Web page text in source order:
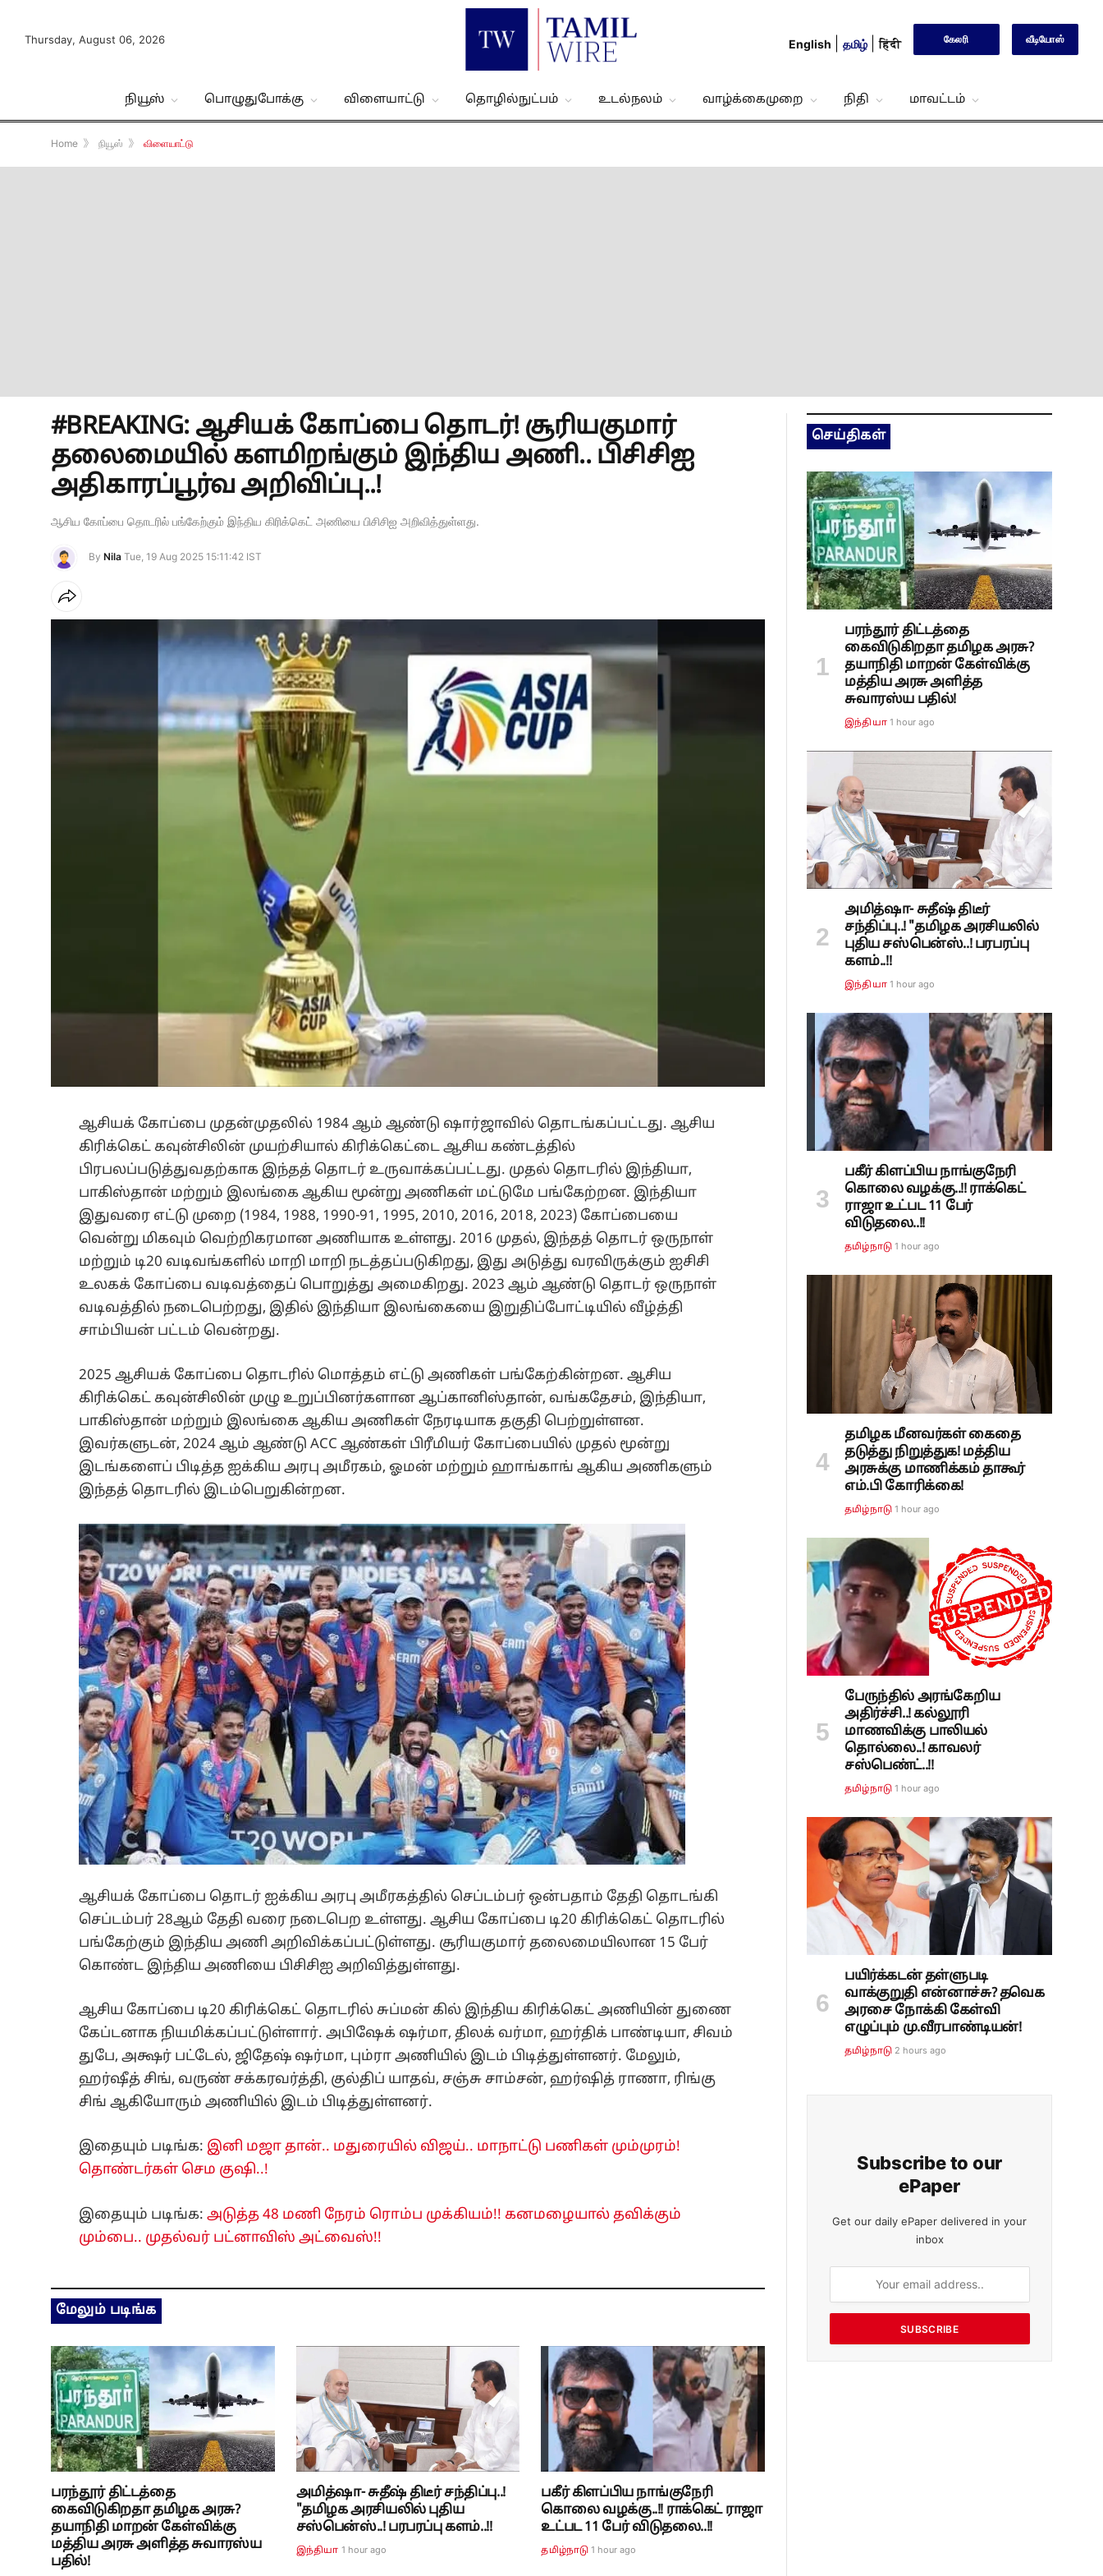
Thursday, August 06, 2026 English தமிழ் हिंदी கேலரி வீடியோஸ்
நியூஸ் பொழுதுபோக்கு விளையாட்டு தொழில்நுட்பம் உடல்நலம் வாழ்க்கைமுறை நிதி மாவட்டம்
Home 》 நியூஸ் 》 விளையாட்டு
#BREAKING: ஆசியக் கோப்பை தொடர்! சூரியகுமார்
தலைமையில் களமிறங்கும் இந்திய அணி.. பிசிசிஐ
அதிகாரப்பூர்வ அறிவிப்பு..!
ஆசிய கோப்பை தொடரில் பங்கேற்கும் இந்திய கிரிக்கெட் அணியை பிசிசிஐ அறிவித்துள்ளது.
By Nila Tue, 19 Aug 2025 15:11:42 IST
ஆசியக் கோப்பை முதன்முதலில் 1984 ஆம் ஆண்டு ஷார்ஜாவில் தொடங்கப்பட்டது. ஆசிய
கிரிக்கெட் கவுன்சிலின் முயற்சியால் கிரிக்கெட்டை ஆசிய கண்டத்தில்
பிரபலப்படுத்துவதற்காக இந்தத் தொடர் உருவாக்கப்பட்டது. முதல் தொடரில் இந்தியா,
பாகிஸ்தான் மற்றும் இலங்கை ஆகிய மூன்று அணிகள் மட்டுமே பங்கேற்றன. இந்தியா
இதுவரை எட்டு முறை (1984, 1988, 1990-91, 1995, 2010, 2016, 2018, 2023) கோப்பையை
வென்று மிகவும் வெற்றிகரமான அணியாக உள்ளது. 2016 முதல், இந்தத் தொடர் ஒருநாள்
மற்றும் டி20 வடிவங்களில் மாறி மாறி நடத்தப்படுகிறது, இது அடுத்து வரவிருக்கும் ஐசிசி
உலகக் கோப்பை வடிவத்தைப் பொறுத்து அமைகிறது. 2023 ஆம் ஆண்டு தொடர் ஒருநாள்
வடிவத்தில் நடைபெற்றது, இதில் இந்தியா இலங்கையை இறுதிப்போட்டியில் வீழ்த்தி
சாம்பியன் பட்டம் வென்றது.
2025 ஆசியக் கோப்பை தொடரில் மொத்தம் எட்டு அணிகள் பங்கேற்கின்றன. ஆசிய
கிரிக்கெட் கவுன்சிலின் முழு உறுப்பினர்களான ஆப்கானிஸ்தான், வங்கதேசம், இந்தியா,
பாகிஸ்தான் மற்றும் இலங்கை ஆகிய அணிகள் நேரடியாக தகுதி பெற்றுள்ளன.
இவர்களுடன், 2024 ஆம் ஆண்டு ACC ஆண்கள் பிரீமியர் கோப்பையில் முதல் மூன்று
இடங்களைப் பிடித்த ஐக்கிய அரபு அமீரகம், ஓமன் மற்றும் ஹாங்காங் ஆகிய அணிகளும்
இந்தத் தொடரில் இடம்பெறுகின்றன.
ஆசியக் கோப்பை தொடர் ஐக்கிய அரபு அமீரகத்தில் செப்டம்பர் ஒன்பதாம் தேதி தொடங்கி
செப்டம்பர் 28ஆம் தேதி வரை நடைபெற உள்ளது. ஆசிய கோப்பை டி20 கிரிக்கெட் தொடரில்
பங்கேற்கும் இந்திய அணி அறிவிக்கப்பட்டுள்ளது. சூரியகுமார் தலைமையிலான 15 பேர்
கொண்ட இந்திய அணியை பிசிசிஐ அறிவித்துள்ளது.
ஆசிய கோப்பை டி20 கிரிக்கெட் தொடரில் சுப்மன் கில் இந்திய கிரிக்கெட் அணியின் துணை
கேப்டனாக நியமிக்கப்பட்டுள்ளார். அபிஷேக் ஷர்மா, திலக் வர்மா, ஹர்திக் பாண்டியா, சிவம்
துபே, அக்ஷர் பட்டேல், ஜிதேஷ் ஷர்மா, பும்ரா அணியில் இடம் பிடித்துள்ளனர். மேலும்,
ஹர்ஷீத் சிங், வருண் சக்கரவர்த்தி, குல்திப் யாதவ், சஞ்சு சாம்சன், ஹர்ஷித் ராணா, ரிங்கு
சிங் ஆகியோரும் அணியில் இடம் பிடித்துள்ளனர்.
இதையும் படிங்க: இனி மஜா தான்.. மதுரையில் விஜய்.. மாநாட்டு பணிகள் மும்முரம்!
தொண்டர்கள் செம குஷி..!
இதையும் படிங்க:அடுத்த 48 மணி நேரம் ரொம்ப முக்கியம்!! கனமழையால் தவிக்கும்
மும்பை.. முதல்வர் பட்னாவிஸ் அட்வைஸ்!!
மேலும் படிங்க
பரந்தூர் திட்டத்தை
கைவிடுகிறதா தமிழக அரசு?
தயாநிதி மாறன் கேள்விக்கு
மத்திய அரசு அளித்த சுவாரஸ்ய
பதில்!
அமித்ஷா- சுதீஷ் திடீர் சந்திப்பு..!
"தமிழக அரசியலில் புதிய
சஸ்பென்ஸ்..! பரபரப்பு களம்..!!
இந்தியா 1 hour ago
பகீர் கிளப்பிய நாங்குநேரி
கொலை வழக்கு..!! ராக்கெட் ராஜா
உட்பட 11 பேர் விடுதலை..!!
தமிழ்நாடு 1 hour ago
செய்திகள்
பரந்தூர் திட்டத்தை
கைவிடுகிறதா தமிழக அரசு?
தயாநிதி மாறன் கேள்விக்கு
மத்திய அரசு அளித்த
சுவாரஸ்ய பதில்!
இந்தியா 1 hour ago
அமித்ஷா- சுதீஷ் திடீர்
சந்திப்பு..! "தமிழக அரசியலில்
புதிய சஸ்பென்ஸ்..! பரபரப்பு
களம்..!!
இந்தியா 1 hour ago
பகீர் கிளப்பிய நாங்குநேரி
கொலை வழக்கு..!! ராக்கெட்
ராஜா உட்பட 11 பேர்
விடுதலை..!!
தமிழ்நாடு 1 hour ago
தமிழக மீனவர்கள் கைதை
தடுத்து நிறுத்துக! மத்திய
அரசுக்கு மாணிக்கம் தாகூர்
எம்.பி கோரிக்கை!
தமிழ்நாடு 1 hour ago
பேருந்தில் அரங்கேறிய
அதிர்ச்சி..! கல்லூரி
மாணவிக்கு பாலியல்
தொல்லை..! காவலர்
சஸ்பெண்ட்..!!
தமிழ்நாடு 1 hour ago
பயிர்க்கடன் தள்ளுபடி
வாக்குறுதி என்னாச்சு? தவெக
அரசை நோக்கி கேள்வி
எழுப்பும் மு.வீரபாண்டியன்!
தமிழ்நாடு 2 hours ago
Subscribe to our
ePaper
Get our daily ePaper delivered in your
inbox
SUBSCRIBE